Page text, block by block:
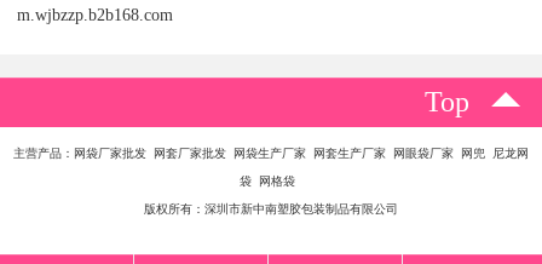
m.wjbzzp.b2b168.com
Top
主营产品：网袋厂家批发 网套厂家批发 网袋生产厂家 网套生产厂家 网眼袋厂家 网兜 尼龙网
袋 网格袋
版权所有：深圳市新中南塑胶包装制品有限公司